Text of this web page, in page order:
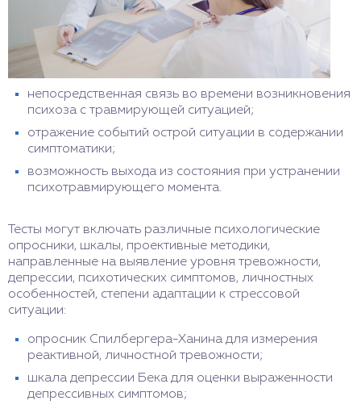
непосредственная связь во времени возникновения
психоза с травмирующей ситуацией;
отражение событий острой ситуации в содержании
симптоматики;
возможность выхода из состояния при устранении
психотравмирующего момента.
Тесты могут включать различные психологические
опросники, шкалы, проективные методики,
направленные на выявление уровня тревожности,
депрессии, психотических симптомов, личностных
особенностей, степени адаптации к стрессовой
ситуации:
опросник Спилбергера-Ханина для измерения
реактивной, личностной тревожности;
шкала депрессии Бека для оценки выраженности
депрессивных симптомов;